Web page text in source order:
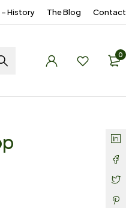
History The Blog Contact
0